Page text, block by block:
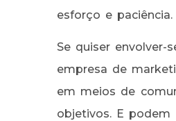
esforço e paciência.
Se quiser
empresa de
em meios de
objetivos. E